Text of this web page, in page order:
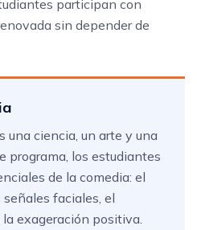
participan con
sin depender de
una ciencia, un arte y una
programa, los estudiantes
de la comedia: el
faciales, el
exageración positiva.